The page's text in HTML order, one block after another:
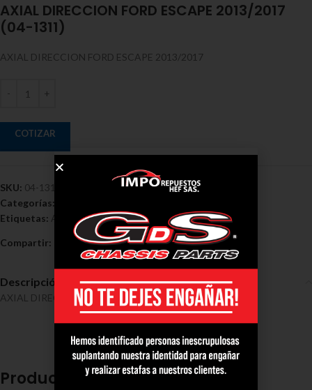
AXIAL DIRECCION FORD ESCAPE 2013/2017
(04-1311)
AXIAL DIRECCION FORD ESCAPE 2013/2017
COTIZAR
SKU: 04-1311
Categorías:
Etiquetas: Axial Direccion,Ford,Ford Escape 2013/2017
Compartir:
Descripción
AXIAL DIRECCION FORD ESCAPE 2013/2017
Productos relacionados